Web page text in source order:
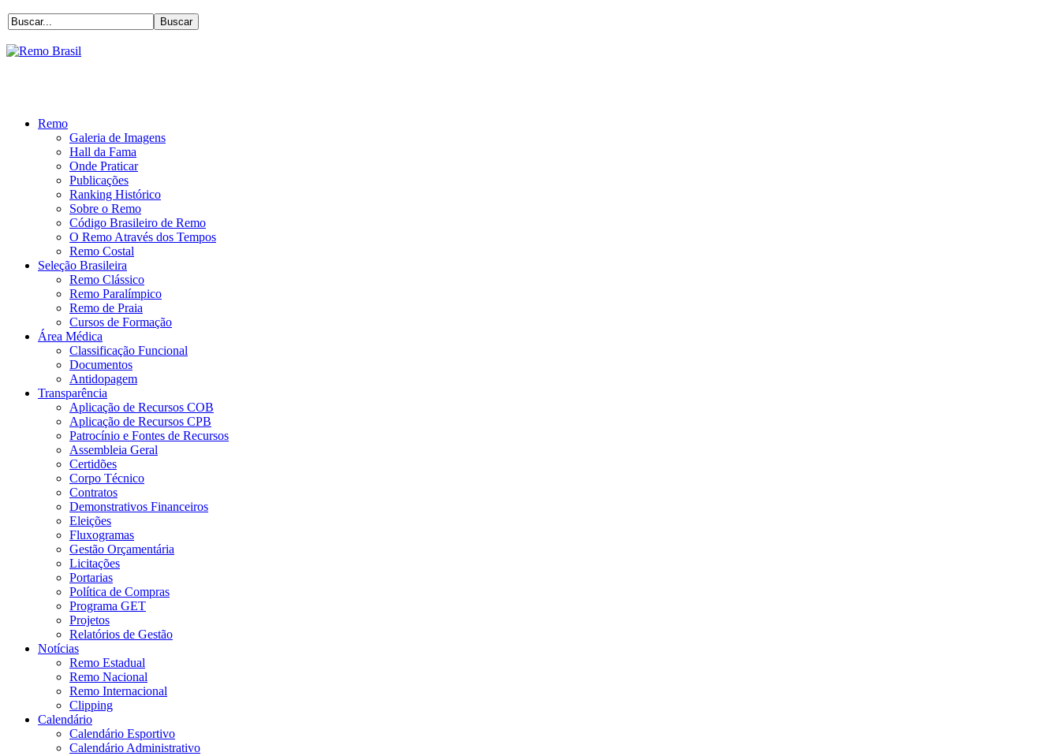
Remo
Galeria de Imagens
Hall da Fama
Onde Praticar
Publicações
Ranking Histórico
Sobre o Remo
Código Brasileiro de Remo
O Remo Através dos Tempos
Remo Costal
Seleção Brasileira
Remo Clássico
Remo Paralímpico
Remo de Praia
Cursos de Formação
Área Médica
Classificação Funcional
Documentos
Antidopagem
Transparência
Aplicação de Recursos COB
Aplicação de Recursos CPB
Patrocínio e Fontes de Recursos
Assembleia Geral
Certidões
Corpo Técnico
Contratos
Demonstrativos Financeiros
Eleições
Fluxogramas
Gestão Orçamentária
Licitações
Portarias
Política de Compras
Programa GET
Projetos
Relatórios de Gestão
Notícias
Remo Estadual
Remo Nacional
Remo Internacional
Clipping
Calendário
Calendário Esportivo
Calendário Administrativo